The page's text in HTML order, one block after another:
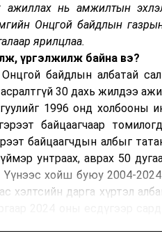
ажиллах нь амжилтын
Онцгой байдлын
ярилцлаа.
үргэлжилж байна вэ?
байдлын албатай
30 дахь жилдээ
1996 онд холбооны
байцаагчаар
байцаагчдын албыг
унтраах, аврах 50
хойш буюу 2004-
хэлтсийн дарга хүртэл